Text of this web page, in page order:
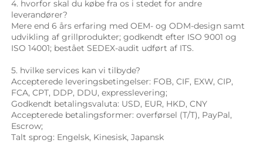
4. hvorfor skal du købe fra os i stedet for andre
leverandører?
Mere end 6 års erfaring med OEM- og ODM-design samt
udvikling af grillprodukter; godkendt efter ISO 9001 og
ISO 14001; bestået SEDEX-audit udført af ITS.
5. hvilke services kan vi tilbyde?
Accepterede leveringsbetingelser: FOB, CIF, EXW, CIP,
FCA, CPT, DDP, DDU, expresslevering;
Godkendt betalingsvaluta: USD, EUR, HKD, CNY
Accepterede betalingsformer: overførsel (T/T), PayPal,
Escrow;
Talt sprog: Engelsk, Kinesisk, Japansk